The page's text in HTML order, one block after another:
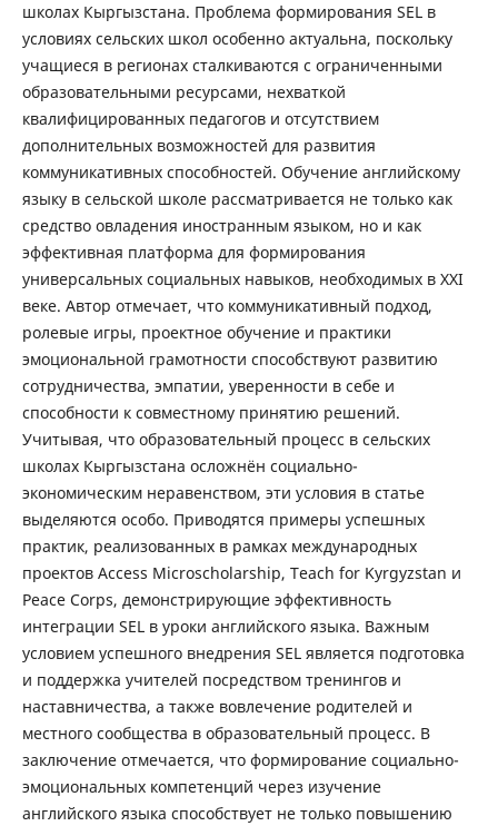
школах Кыргызстана. Проблема формирования SEL в
условиях сельских школ особенно актуальна, поскольку
учащиеся в регионах сталкиваются с ограниченными
образовательными ресурсами, нехваткой
квалифицированных педагогов и отсутствием
дополнительных возможностей для развития
коммуникативных способностей. Обучение английскому
языку в сельской школе рассматривается не только как
средство овладения иностранным языком, но и как
эффективная платформа для формирования
универсальных социальных навыков, необходимых в XXI
веке. Автор отмечает, что коммуникативный подход,
ролевые игры, проектное обучение и практики
эмоциональной грамотности способствуют развитию
сотрудничества, эмпатии, уверенности в себе и
способности к совместному принятию решений.
Учитывая, что образовательный процесс в сельских
школах Кыргызстана осложнён социально-
экономическим неравенством, эти условия в статье
выделяются особо. Приводятся примеры успешных
практик, реализованных в рамках международных
проектов Access Microscholarship, Teach for Kyrgyzstan и
Peace Corps, демонстрирующие эффективность
интеграции SEL в уроки английского языка. Важным
условием успешного внедрения SEL является подготовка
и поддержка учителей посредством тренингов и
наставничества, а также вовлечение родителей и
местного сообщества в образовательный процесс. В
заключение отмечается, что формирование социально-
эмоциональных компетенций через изучение
английского языка способствует не только повышению